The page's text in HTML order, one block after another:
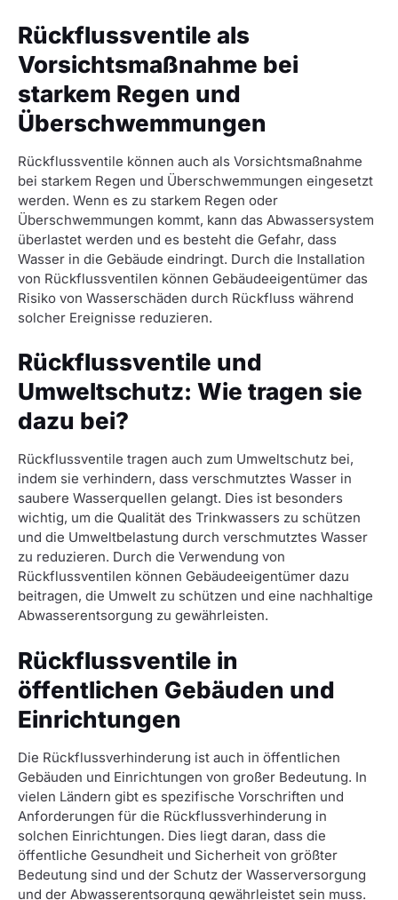
Rückflussventile als
Vorsichtsmaßnahme bei
starkem Regen und
Überschwemmungen
Rückflussventile können auch als Vorsichtsmaßnahme
bei starkem Regen und Überschwemmungen eingesetzt
werden. Wenn es zu starkem Regen oder
Überschwemmungen kommt, kann das Abwassersystem
überlastet werden und es besteht die Gefahr, dass
Wasser in die Gebäude eindringt. Durch die Installation
von Rückflussventilen können Gebäudeeigentümer das
Risiko von Wasserschäden durch Rückfluss während
solcher Ereignisse reduzieren.
Rückflussventile und
Umweltschutz: Wie tragen sie
dazu bei?
Rückflussventile tragen auch zum Umweltschutz bei,
indem sie verhindern, dass verschmutztes Wasser in
saubere Wasserquellen gelangt. Dies ist besonders
wichtig, um die Qualität des Trinkwassers zu schützen
und die Umweltbelastung durch verschmutztes Wasser
zu reduzieren. Durch die Verwendung von
Rückflussventilen können Gebäudeeigentümer dazu
beitragen, die Umwelt zu schützen und eine nachhaltige
Abwasserentsorgung zu gewährleisten.
Rückflussventile in
öffentlichen Gebäuden und
Einrichtungen
Die Rückflussverhinderung ist auch in öffentlichen
Gebäuden und Einrichtungen von großer Bedeutung. In
vielen Ländern gibt es spezifische Vorschriften und
Anforderungen für die Rückflussverhinderung in
solchen Einrichtungen. Dies liegt daran, dass die
öffentliche Gesundheit und Sicherheit von größter
Bedeutung sind und der Schutz der Wasserversorgung
und der Abwasserentsorgung gewährleistet sein muss.